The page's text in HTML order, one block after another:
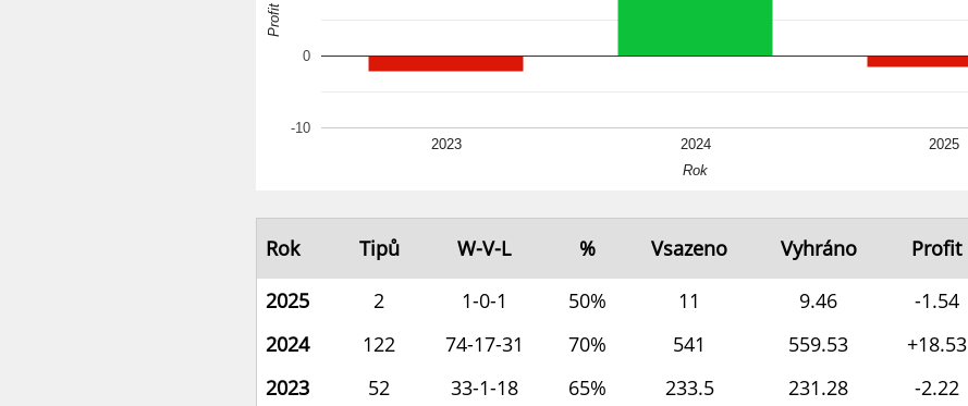
2023 2024 2025
-10
0
Rok
Profit
Rok Tipů W-V-L % Vsazeno Vyhráno Profit
2025
2 1-0-1 50% 11 9.46 -1.54
2024
122 74-17-31 70% 541 559.53 +18.53
2023
52 33-1-18 65% 233.5 231.28 -2.22